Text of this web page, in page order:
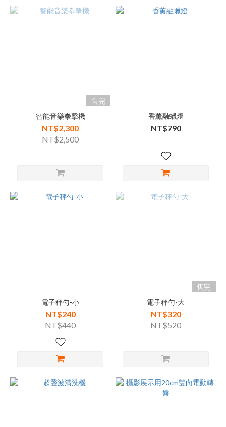
售完
智能音樂拳擊機
NT$2,300
NT$2,500
香薰融蠟燈
NT$790
電子秤勺-小
NT$240
NT$440
售完
電子秤勺-大
NT$320
NT$520